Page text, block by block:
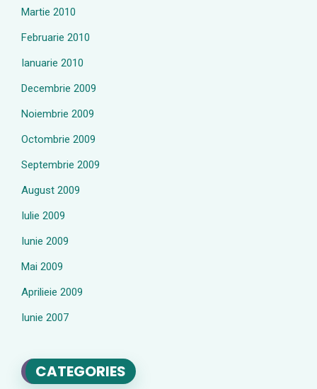
Martie 2010
Februarie 2010
Ianuarie 2010
Decembrie 2009
Noiembrie 2009
Octombrie 2009
Septembrie 2009
August 2009
Iulie 2009
Iunie 2009
Mai 2009
Aprilieie 2009
Iunie 2007
CATEGORIES